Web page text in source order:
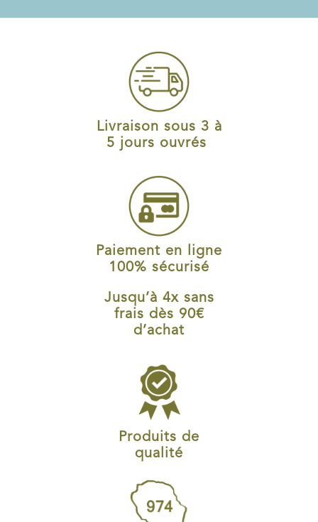
Livraison sous 3 à
5 jours ouvrés
Paiement en ligne
100% sécurisé
Jusqu’à 4x sans
frais dès 90€
d’achat
Produits de
qualité